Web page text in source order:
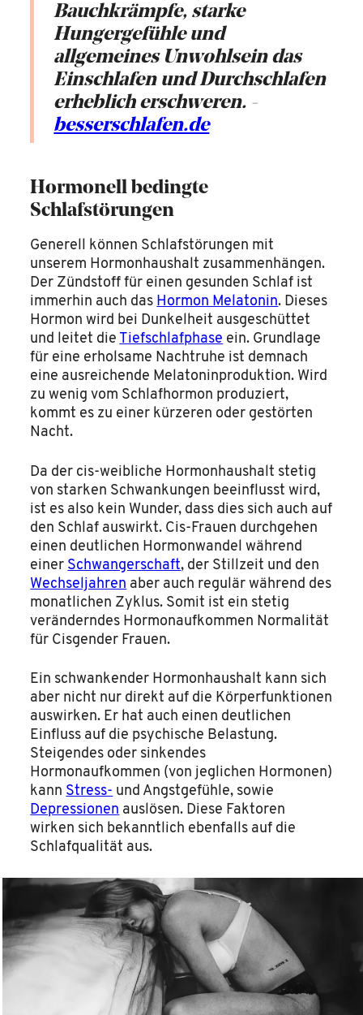
Bauchkrämpfe, starke
Hungergefühle und
allgemeines Unwohlsein das
Einschlafen und Durchschlafen
erheblich erschweren. -
besserschlafen.de
Hormonell bedingte
Schlafstörungen
Generell können Schlafstörungen mit
unserem Hormonhaushalt zusammenhängen.
Der Zündstoff für einen gesunden Schlaf ist
immerhin auch das Hormon Melatonin. Dieses
Hormon wird bei Dunkelheit ausgeschüttet
und leitet die Tiefschlafphase ein. Grundlage
für eine erholsame Nachtruhe ist demnach
eine ausreichende Melatoninproduktion. Wird
zu wenig vom Schlafhormon produziert,
kommt es zu einer kürzeren oder gestörten
Nacht.
Da der cis-weibliche Hormonhaushalt stetig
von starken Schwankungen beeinflusst wird,
ist es also kein Wunder, dass dies sich auch auf
den Schlaf auswirkt. Cis-Frauen durchgehen
einen deutlichen Hormonwandel während
einer Schwangerschaft, der Stillzeit und den
Wechseljahren aber auch regulär während des
monatlichen Zyklus. Somit ist ein stetig
veränderndes Hormonaufkommen Normalität
für Cisgender Frauen.
Ein schwankender Hormonhaushalt kann sich
aber nicht nur direkt auf die Körperfunktionen
auswirken. Er hat auch einen deutlichen
Einfluss auf die psychische Belastung.
Steigendes oder sinkendes
Hormonaufkommen (von jeglichen Hormonen)
kann Stress- und Angstgefühle, sowie
Depressionen auslösen. Diese Faktoren
wirken sich bekanntlich ebenfalls auf die
Schlafqualität aus.